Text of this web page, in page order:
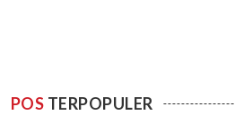
POS TERPOPULER